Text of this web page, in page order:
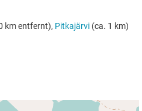
km entfernt), Pitkajärvi (ca. 1 km)